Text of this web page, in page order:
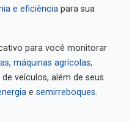
e eficiência para sua
para você monitorar
, máquinas agrícolas,
veículos, além de seus
e semirreboques.